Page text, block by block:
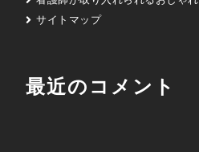
サイトマップ
最近のコメント